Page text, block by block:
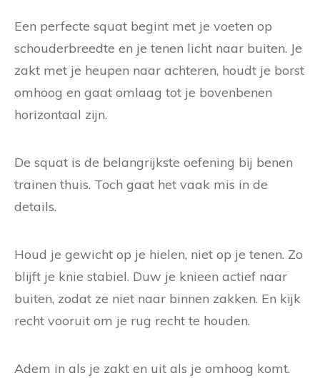
Een perfecte squat begint met je voeten op
schouderbreedte en je tenen licht naar buiten. Je
zakt met je heupen naar achteren, houdt je borst
omhoog en gaat omlaag tot je bovenbenen
horizontaal zijn.
De squat is de belangrijkste oefening bij benen
trainen thuis. Toch gaat het vaak mis in de
details.
Houd je gewicht op je hielen, niet op je tenen. Zo
blijft je knie stabiel. Duw je knieen actief naar
buiten, zodat ze niet naar binnen zakken. En kijk
recht vooruit om je rug recht te houden.
Adem in als je zakt en uit als je omhoog komt.